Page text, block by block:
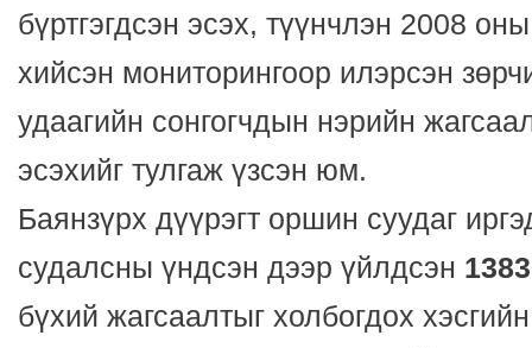
бүртгэгдсэн эсэх, түүнчлэн 2008
хийсэн мониторингоор илэрсэн
удаагийн сонгогчдын нэрийн
эсэхийг тулгаж үзсэн юм.
Баянзүрх дүүрэгт оршин суудаг
судалсны үндсэн дээр үйлдсэн
бүхий жагсаалтыг холбогдох